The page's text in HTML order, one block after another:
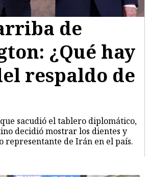
de
¿Qué hay
respaldo de
sacudió el tablero diplomático,
decidió mostrar los dientes y
representante de Irán en el país.